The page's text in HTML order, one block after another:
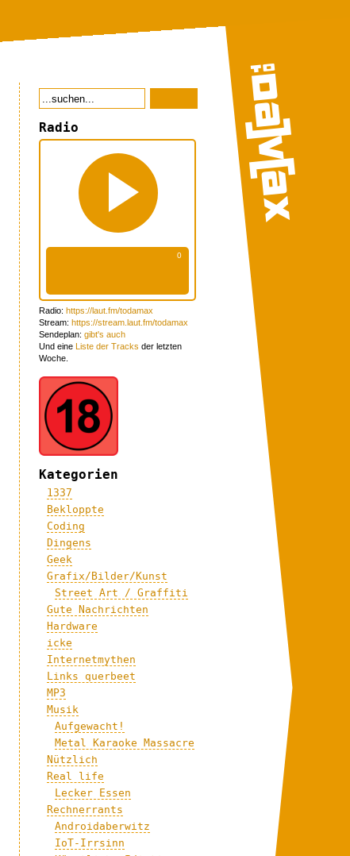
Radio
Radio: https://laut.fm/todamax
Stream: https://stream.laut.fm/todamax
Sendeplan: gibt's auch
Und eine Liste der Tracks der letzten
Woche.
Kategorien
1337
Bekloppte
Coding
Dingens
Geek
Grafix/Bilder/Kunst
Street Art / Graffiti
Gute Nachrichten
Hardware
icke
Internetmythen
Links querbeet
MP3
Musik
Aufgewacht!
Metal Karaoke Massacre
Nützlich
Real life
Lecker Essen
Rechnerrants
Androidaberwitz
IoT-Irrsinn